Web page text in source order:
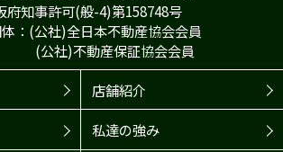
府知事許可(般-4)第158748号
：(公社)全日本不動産協会会員
)不動産保証協会会員
店舗紹介
私達の強み